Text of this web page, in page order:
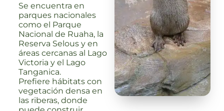
Se encuentra en
parques nacionales
como el Parque
Nacional de Ruaha, la
Reserva Selous y en
áreas cercanas al Lago
Victoria y el Lago
Tanganica.
Prefiere hábitats con
vegetación densa en
las riberas, donde